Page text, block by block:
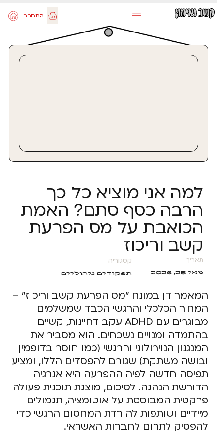
דילוג
לתוכן
עגלת
קניות
התחבר
למה אני מוציא כל כך
הרבה כסף סתם? האמת
הכואבת על מס הפרעת
קשב וריכוז
תאריך
מאי 25, 2026
קטגוריה
תפקודים ניהוליים
המאמר דן במונח "מס הפרעת קשב וריכוז" –
המחיר הכלכלי והרגשי הכבד שמשלמים
מבוגרים עם ADHD עקב דחיינות, קשיים
בהתמדה ומנויים נשכחים. הוא מסביר את
המנגנון הנוירולוגי והרגשי (כמו חוסר בדופמין
ובושה משתקת) שגורם להפסדים הללו, ומציע
תפיסה חדשה לפיה ההפרעה היא אנרגיה
הדורשת הנהגה. לסיכום, מוצגת תוכנית פעולה
פרקטית המבוססת על אוטומציה, תגמולים
מיידיים ושותפות להורדת המחסום הרגשי כדי
להפסיק לתרום לחברות האשראי.